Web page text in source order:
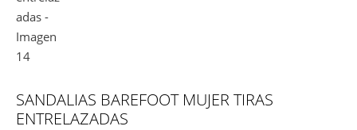
SANDALIAS BAREFOOT MUJER TIRAS
ENTRELAZADAS